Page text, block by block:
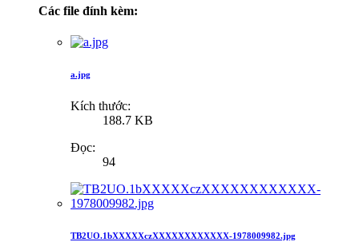
Các file đính kèm:
a.jpg
Kích thước:
188.7 KB
Đọc:
94
TB2UO.1bXXXXXczXXXXXXXXXXXX-1978009982.jpg